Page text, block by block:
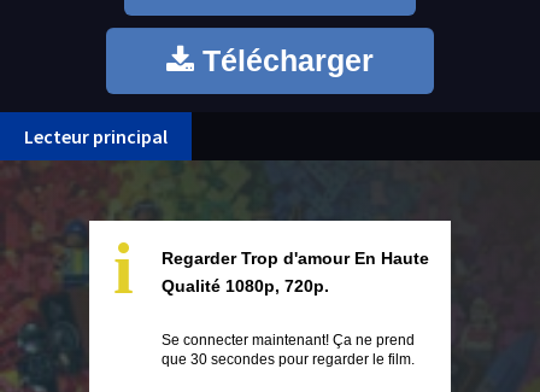
Télécharger
Lecteur principal
i
Regarder Trop d'amour En Haute
Qualité 1080p, 720p.
Se connecter maintenant! Ça ne prend
que 30 secondes pour regarder le film.